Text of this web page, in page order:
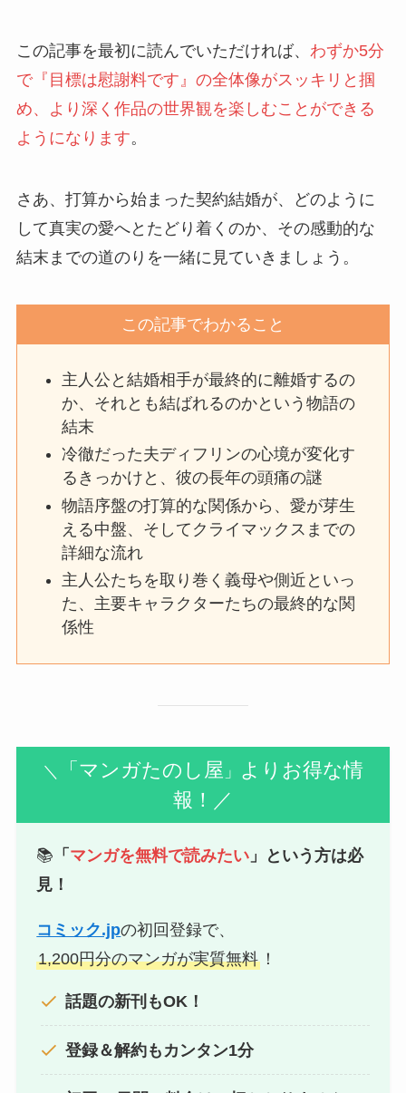
この記事を最初に読んでいただければ、 わずか5分
で『目標は慰謝料です』の全体像がスッキリと掴
め、より深く作品の世界観を楽しむことができる
ようになります。
さあ、打算から始まった契約結婚が、どのように
して真実の愛へとたどり着くのか、その感動的な
結末までの道のりを一緒に見ていきましょう。
この記事でわかること
主人公と結婚相手が最終的に離婚するの
か、それとも結ばれるのかという物語の
結末
冷徹だった夫ディフリンの心境が変化す
るきっかけと、彼の長年の頭痛の謎
物語序盤の打算的な関係から、愛が芽生
える中盤、そしてクライマックスまでの
詳細な流れ
主人公たちを取り巻く義母や側近といっ
た、主要キャラクターたちの最終的な関
係性
＼ 「マンガたのし屋 」
よりお得な情
報！／
📚 「 マンガを無料で読みたい 」という方は必
見！
コミック.jpの初回登録で、
1,200円分のマンガが実質無料 ！
話題の新刊もOK！
登録＆解約もカンタン1分